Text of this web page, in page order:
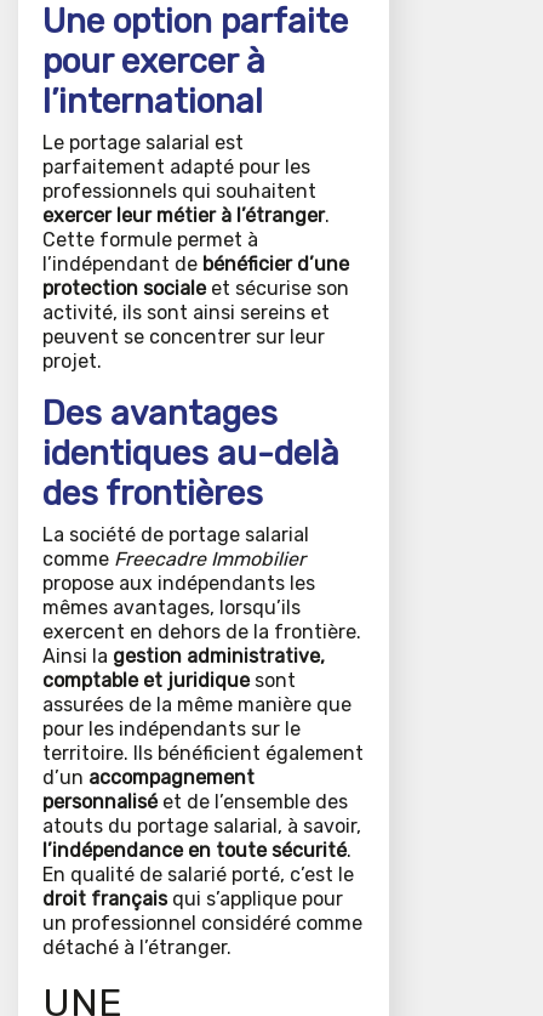
Une option parfaite
pour exercer à
l’international
Le portage salarial est
parfaitement adapté pour les
professionnels qui souhaitent
exercer leur métier à l’étranger.
Cette formule permet à
l’indépendant de bénéficier d’une
protection socialeet sécurise son
activité, ils sont ainsi sereins et
peuvent se concentrer sur leur
projet.
Des avantages
identiques au-delà
des frontières
La société de portage salarial
comme Freecadre Immobilier
propose aux indépendants les
mêmes avantages, lorsqu’ils
exercent en dehors de la frontière.
Ainsi la gestion administrative,
comptable et juridiquesont
assurées de la même manière que
pour les indépendants sur le
territoire. Ils bénéficient également
d’un accompagnement
personnaliséet de l’ensemble des
atouts du portage salarial, à savoir,
l’indépendance en toute sécurité.
En qualité de salarié porté, c’est le
droit françaisqui s’applique pour
un professionnel considéré comme
détaché à l’étranger.
UNE